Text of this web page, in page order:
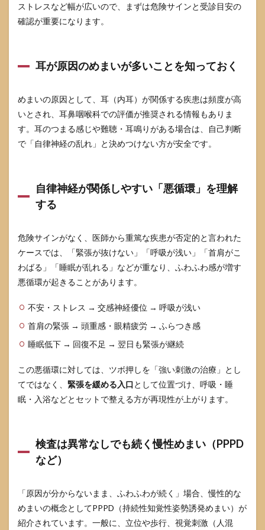
切
る）
える
小ス
テッ
（全
部や
5.3
入
浴・
イッ
チを
切
る”コ
ツ
首肩
の緊
張を
増や
いデ
スク
習慣
5.5
食
事・
カフ
落と
6
ストレスなど幅が広いので、まずは危険サインと受診目安の
確認が重要になります。
耳が原因のめまいが多いことを知っておく
めまいの原因として、耳（内耳）が関係する疾患は頻度が高
いとされ、耳鼻咽喉科での評価が推奨される情報もありま
す。耳のつまる感じや難聴・耳鳴りがある場合は、自己判断
で「自律神経の乱れ」と決めつけない方が安全です。
自律神経が関係しやすい「悪循環」を理解
する
危険サインがなく、医師から重篤な疾患が否定的と言われた
ケースでは、「緊張が抜けない」「呼吸が浅い」「首肩がこ
わばる」「睡眠が乱れる」などが重なり、ふわふわ感が増す
悪循環が起きることがあります。
不安・ストレス → 交感神経優位 → 呼吸が浅い
首肩の緊張 → 頭重感・眼精疲労 → ふらつき感
睡眠低下 → 回復不足 → 翌日も緊張が継続
この悪循環に対しては、ツボ押しを「強い刺激の治療」とし
てではなく、 緊張を緩める入口として位置づけ、呼吸・睡
眠・入浴などとセットで整える方が再現性が上がります。
検査は異常なしでも続く慢性めまい（PPPD
など）
「原因が分からないまま、ふわふわが続く」場合、慢性的な
めまいの概念としてPPPD（持続性知覚性姿勢誘発めまい）が
紹介されています。一般に、立位や歩行、視覚刺激（人混